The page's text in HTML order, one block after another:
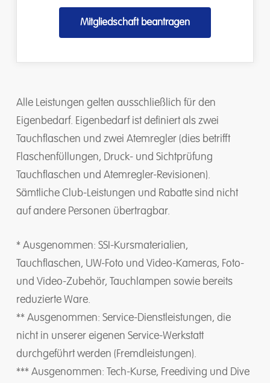
Mitgliedschaft beantragen
Alle Leistungen gelten ausschließlich für den
Eigenbedarf. Eigenbedarf ist definiert als zwei
Tauchflaschen und zwei Atemregler (dies betrifft
Flaschenfüllungen, Druck- und Sichtprüfung
Tauchflaschen und Atemregler-Revisionen).
Sämtliche Club-Leistungen und Rabatte sind nicht
auf andere Personen übertragbar.
* Ausgenommen: SSI-Kursmaterialien,
Tauchflaschen, UW-Foto und Video-Kameras, Foto-
und Video-Zubehör, Tauchlampen sowie bereits
reduzierte Ware.
** Ausgenommen: Service-Dienstleistungen, die
nicht in unserer eigenen Service-Werkstatt
durchgeführt werden (Fremdleistungen).
*** Ausgenommen: Tech-Kurse, Freediving und Dive